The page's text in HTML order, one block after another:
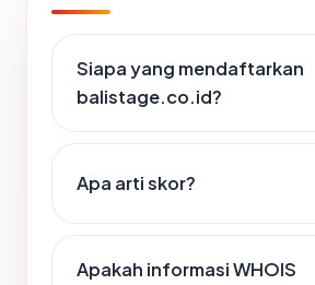
Siapa yang mendaftarkan
balistage.co.id?
Apa arti skor?
Apakah informasi WHOIS